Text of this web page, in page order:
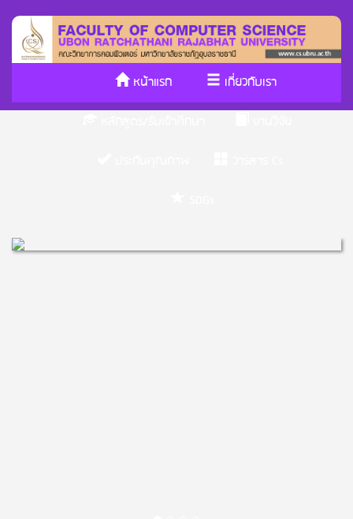
หน้าแรก
เกี่ยวกับเรา